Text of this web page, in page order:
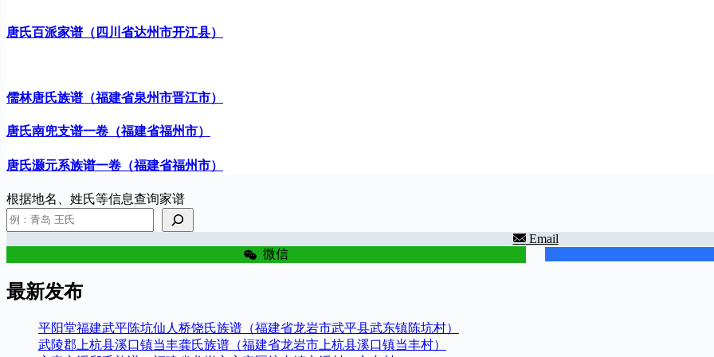
唐氏百派家谱（四川省达州市开江县）
儒林唐氏族谱（福建省泉州市晋江市）
唐氏南兜支谱一卷（福建省福州市）
唐氏灏元系族谱一卷（福建省福州市）
根据地名、姓氏等信息查询家谱
Email
微信
最新发布
平阳堂福建武平陈坑仙人桥饶氏族谱（福建省龙岩市武平县武东镇陈坑村）
武陵郡上杭县溪口镇当丰龚氏族谱（福建省龙岩市上杭县溪口镇当丰村）